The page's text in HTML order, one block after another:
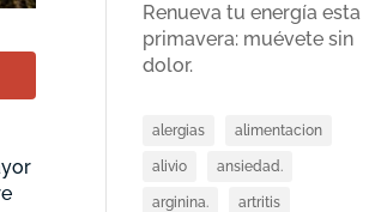
Renueva tu energía esta
primavera: muévete sin
dolor.
alergias alimentacion
alivio ansiedad.
arginina. artritis